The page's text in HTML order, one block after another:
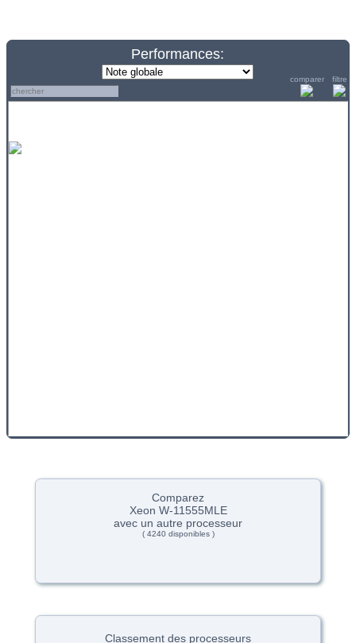
Performances:
comparer filtre
Comparez
Xeon W-11555MLE
avec un autre processeur
( 4240 disponibles )
Classement des processeurs